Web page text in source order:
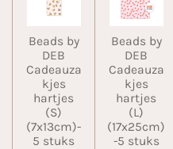
Beads by
DEB
Cadeauza
kjes
hartjes
(S)
(7x13cm)-
5 stuks
Beads by
DEB
Cadeauza
kjes
hartjes
(L)
(17x25cm)
-5 stuks